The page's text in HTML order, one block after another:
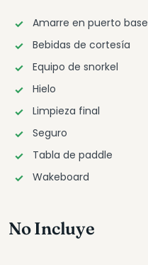
Amarre en puerto base
Bebidas de cortesía
Equipo de snorkel
Hielo
Limpieza final
Seguro
Tabla de paddle
Wakeboard
No Incluye